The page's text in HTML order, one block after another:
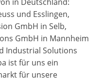
und Esslingen,
GmbH in Selb,
GmbH in Mannheim
Industrial Solutions
ist für uns ein
für unsere